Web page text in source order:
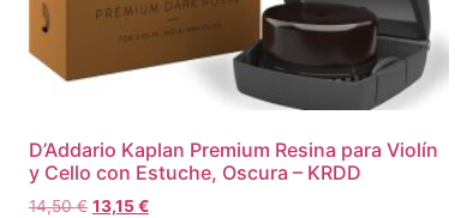
D’Addario Kaplan Premium Resina para Violín
y Cello con Estuche, Oscura – KRDD
14,50€ 13,15€